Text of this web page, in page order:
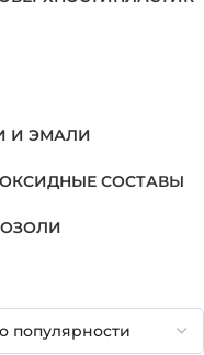
И ЭМАЛИ
СОСТАВЫ